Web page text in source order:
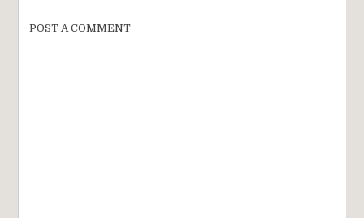
POST A COMMENT